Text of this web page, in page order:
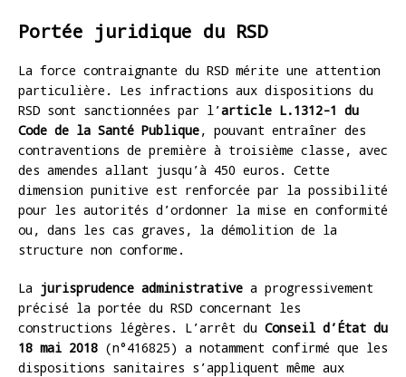
Portée juridique du RSD
La force contraignante du RSD mérite une attention
particulière. Les infractions aux dispositions du
RSD sont sanctionnées par l’article L.1312-1 du
Code de la Santé Publique, pouvant entraîner des
contraventions de première à troisième classe, avec
des amendes allant jusqu’à 450 euros. Cette
dimension punitive est renforcée par la possibilité
pour les autorités d’ordonner la mise en conformité
ou, dans les cas graves, la démolition de la
structure non conforme.
La jurisprudence administrative a progressivement
précisé la portée du RSD concernant les
constructions légères. L’arrêt du Conseil d’État du
18 mai 2018 (n°416825) a notamment confirmé que les
dispositions sanitaires s’appliquent même aux